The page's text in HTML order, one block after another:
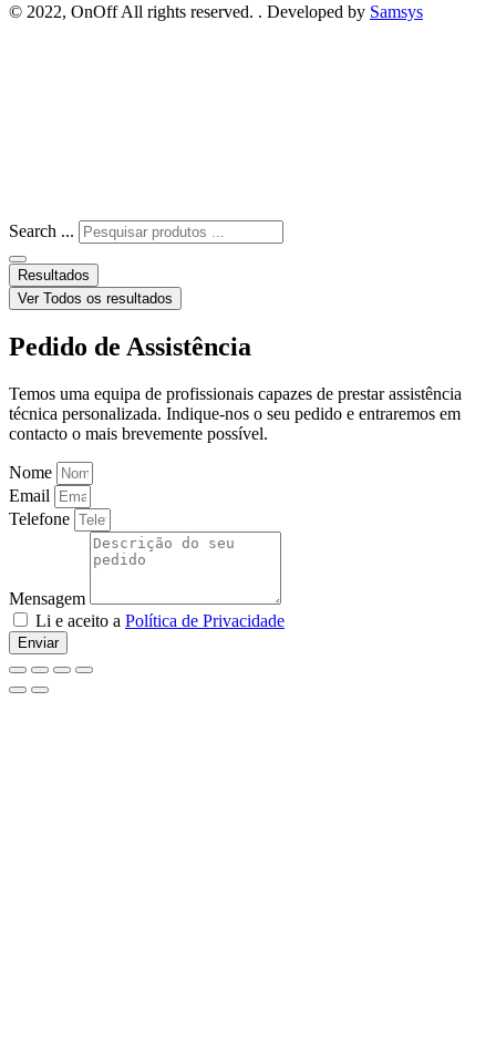
© 2022, OnOff All rights reserved. . Developed by Samsys
Search ...
Resultados
Ver Todos os resultados
Pedido de Assistência
Temos uma equipa de profissionais capazes de prestar assistência
técnica personalizada. Indique-nos o seu pedido e entraremos em
contacto o mais brevemente possível.
Nome
Email
Telefone
Mensagem
Li e aceito a Política de Privacidade
Enviar